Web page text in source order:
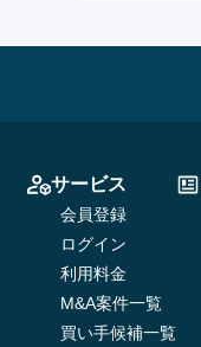
サービス
会員登録
ログイン
利用料金
M&A案件一覧
買い手候補一覧